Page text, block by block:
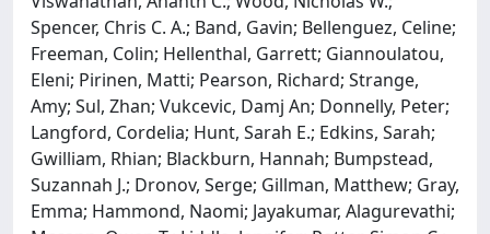
Spencer, Chris C. A.; Band, Gavin; Bellenguez, Celine;
Freeman, Colin; Hellenthal, Garrett; Giannoulatou,
Eleni; Pirinen, Matti; Pearson, Richard; Strange,
Amy; Sul, Zhan; Vukcevic, Damj An; Donnelly, Peter;
Langford, Cordelia; Hunt, Sarah E.; Edkins, Sarah;
Gwilliam, Rhian; Blackburn, Hannah; Bumpstead,
Suzannah J.; Dronov, Serge; Gillman, Matthew; Gray,
Emma; Hammond, Naomi; Jayakumar, Alagurevathi;